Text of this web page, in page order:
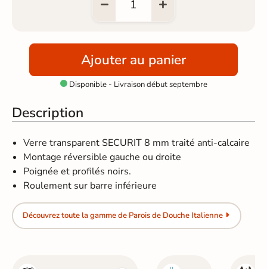
Ajouter au panier
Disponible - Livraison début septembre
Description
Verre transparent SECURIT 8 mm traité anti-calcaire
Montage réversible gauche ou droite
Poignée et profilés noirs.
Roulement sur barre inférieure
Découvrez toute la gamme de Parois de Douche Italienne